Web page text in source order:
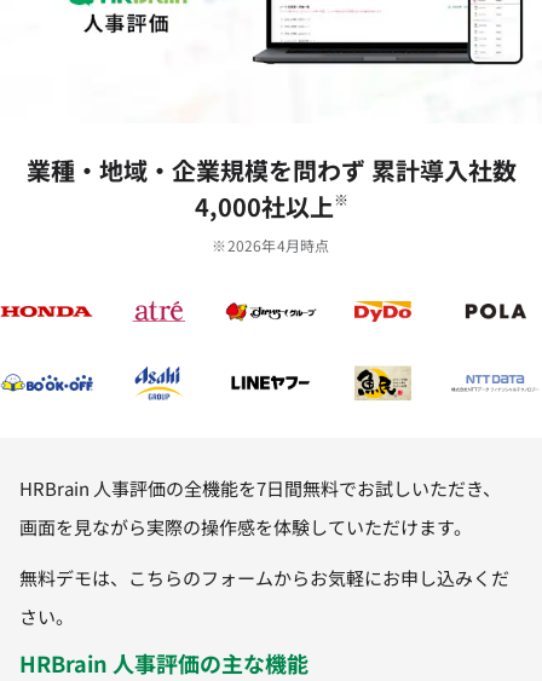
業種‧地域‧企業規模を問わず 累計導⼊社数
4,000社以上※
※2026年4月時点
HRBrain 人事評価の全機能を7日間無料でお試しいただき、
画面を見ながら実際の操作感を体験していただけます。
無料デモは、こちらのフォームからお気軽にお申し込みくだ
さい。
HRBrain 人事評価の主な機能